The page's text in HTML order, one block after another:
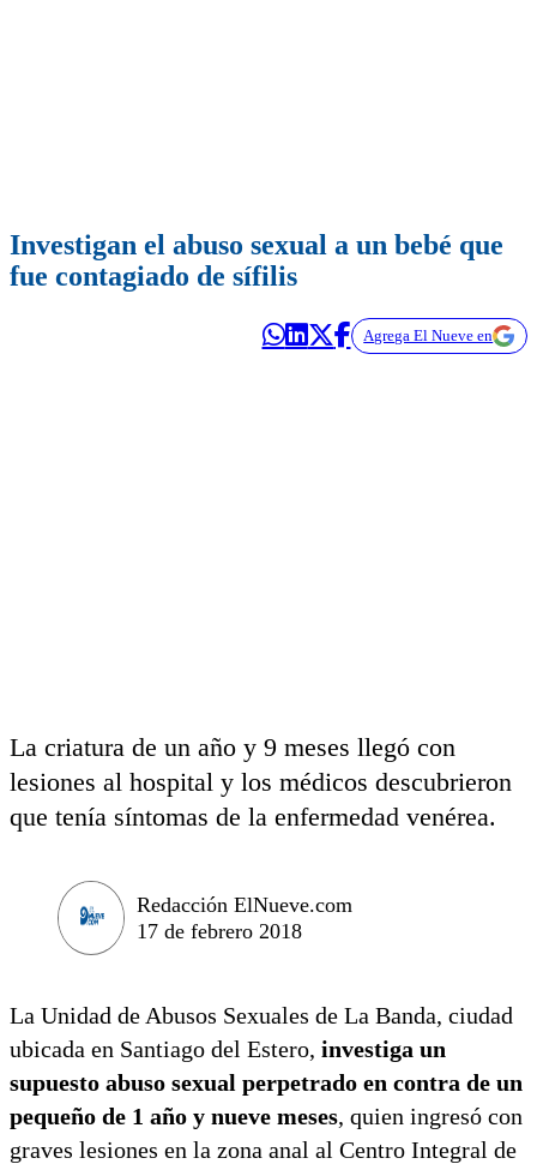
Investigan el abuso sexual a un bebé que
fue contagiado de sífilis
Agrega El Nueve en
La criatura de un año y 9 meses llegó con
lesiones al hospital y los médicos descubrieron
que tenía síntomas de la enfermedad venérea.
Redacción ElNueve.com
17 de febrero 2018
La Unidad de Abusos Sexuales de La Banda, ciudad
ubicada en Santiago del Estero, investiga un
supuesto abuso sexual perpetrado en contra de un
pequeño de 1 año y nueve meses, quien ingresó con
graves lesiones en la zona anal al Centro Integral de